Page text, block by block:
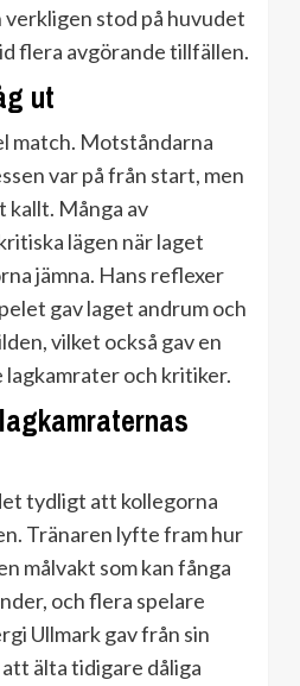
verkligen stod på huvudet
flera avgörande tillfällen.
ut
match. Motståndarna
var på från start, men
kallt. Många av
lägen när laget
jämna. Hans reflexer
gav laget andrum och
vilket också gav en
lagkamrater och kritiker.
tydligt att kollegorna
Tränaren lyfte fram hur
målvakt som kan fånga
och flera spelare
Ullmark gav från sin
älta tidigare dåliga